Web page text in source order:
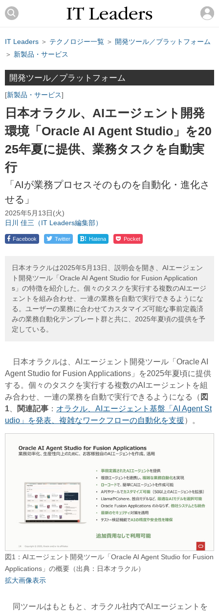
IT Leaders ＞ テクノロジー一覧 ＞ 開発ツール／プラットフォーム
＞ 新製品・サービス
開発ツール／プラットフォーム
新製品・サービス
日本オラクル、AIエージェント開発
環境「Oracle AI Agent Studio」を20
25年夏に提供、業務タスクを自動実
行
「AIが業務プロセスそのものを自動化・進化さ
せる」
2025年5月13日(火)
日川 佳三（IT Leaders編集部）
Facebook Twitter ! Hatena Pocket
日本オラクルは2025年5月13日、説明会を開き、AIエージェン
ト開発ツール「Oracle AI Agent Studio for Fusion Application
s」の特徴を紹介した。個々のタスクを実行する複数のAIエージ
ェントを組み合わせ、一連の業務を自動で実行できるようにな
る。ユーザーの業務に合わせてカスタマイズ可能な事前定義済
みの業務自動化テンプレート群と共に、2025年夏頃の提供を予
定している。
日本オラクルは、AIエージェント開発ツール「Oracle AI
Agent Studio for Fusion Applications」を2025年夏頃に提供
する。個々のタスクを実行する複数のAIエージェントを組
み合わせ、一連の業務を自動で実行できるようになる（ 図
1
関連記事 ： オラクル、AIエージェント基盤「AI Agent St
udio」を発表、複雑なワークフローの自動化を支援）。
図1：AIエージェント開発ツール「Oracle AI Agent Studio for Fusion
Applications」の概要（出典：日本オラクル）
拡大画像表示
同ツールはもともと、オラクル社内でAIエージェントを